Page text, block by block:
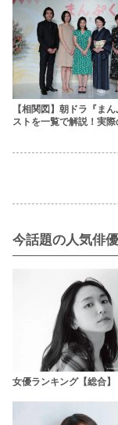
【相関図】朝ドラ『ま
ストを一覧で解説！実
今話題の人気俳
女優ランキング【総合】